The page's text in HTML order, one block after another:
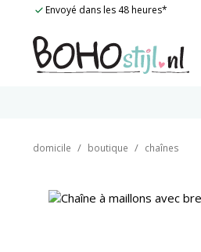
content
Envoyé dans les 48 heures*
domicile / boutique / chaînes